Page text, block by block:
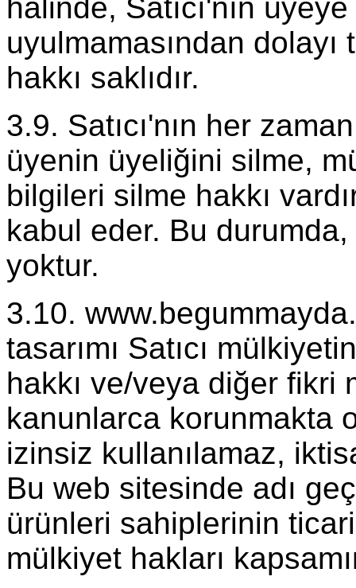
halinde, Satıcı'nın
uyulmamasından
hakkı saklıdır.
3.9. Satıcı'nın her
üyenin üyeliğini silme,
bilgileri silme hakkı
kabul eder. Bu durumda,
yoktur.
3.10.
tasarımı Satıcı
hakkı ve/veya diğer fikri
kanunlarca korunmakta
izinsiz kullanılamaz,
Bu web sitesinde adı
ürünleri sahiplerinin
mülkiyet hakları